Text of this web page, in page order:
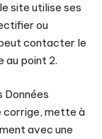
site utilise ses
ou
contacter le
au point 2.
Données
corrige, mette à
avec une